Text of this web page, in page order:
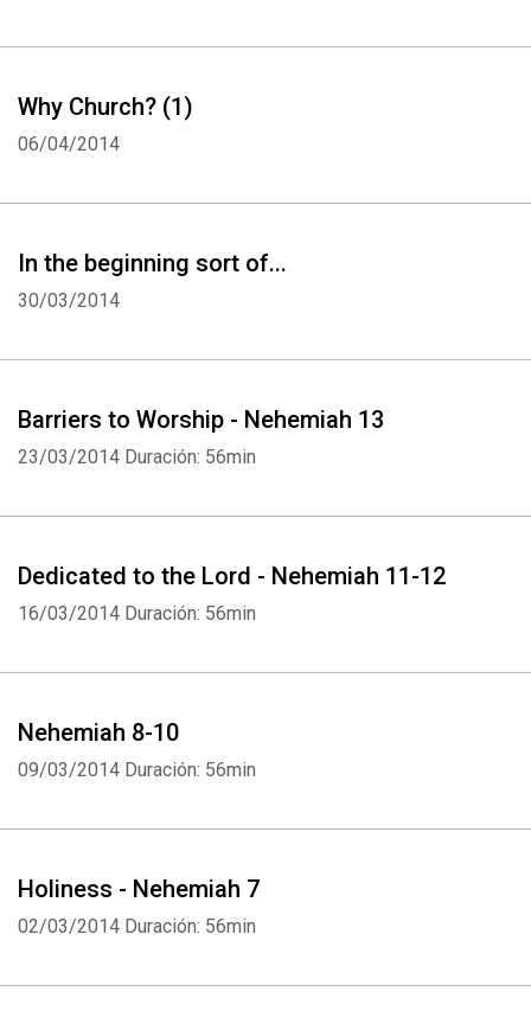
Why Church? (1)
06/04/2014
In the beginning sort of...
30/03/2014
Barriers to Worship - Nehemiah 13
23/03/2014 Duración: 56min
Dedicated to the Lord - Nehemiah 11-12
16/03/2014 Duración: 56min
Nehemiah 8-10
09/03/2014 Duración: 56min
Holiness - Nehemiah 7
02/03/2014 Duración: 56min